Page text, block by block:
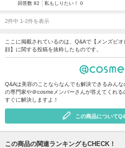
回答数 82 私もしりたい！ 0
2件中 1-2件を表示
ここに掲載されているのは、Q&Aで【メンズビ
顔】に関する投稿を抜粋したものです。
Q&Aは美容のことならなんでも解決できるみん
の専門家や＠cosmeメンバーさんが答えてくれ
すぐに解決しますよ！
この商品について
この商品の関連ランキングもCHECK！